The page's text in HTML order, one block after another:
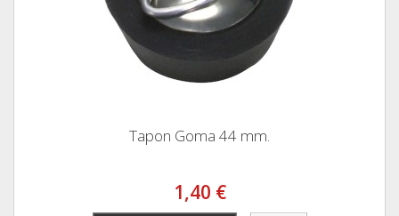
Tapon Goma 44 mm.
1,40 €